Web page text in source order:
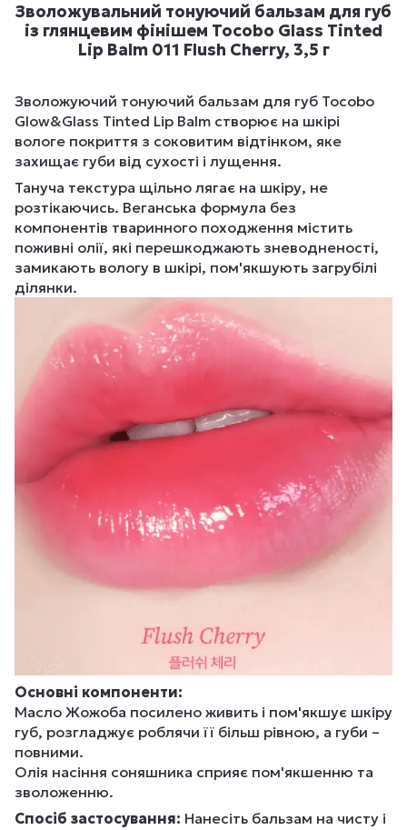
Зволожувальний тонуючий бальзам для губ
із глянцевим фінішем Tocobo Glass Tinted
Lip Balm 011 Flush Cherry, 3,5 г
Зволожуючий тонуючий бальзам для губ Tocobo
Glow&Glass Tinted Lip Balm створює на шкірі
вологе покриття з соковитим відтінком, яке
захищає губи від сухості і лущення.
Тануча текстура щільно лягає на шкіру, не
розтікаючись. Веганська формула без
компонентів тваринного походження містить
поживні олії, які перешкоджають зневодненості,
замикають вологу в шкірі, пом'якшують загрубілі
ділянки.
Основні компоненти:
Масло Жожоба посилено живить і пом'якшує шкіру
губ, розгладжує роблячи її більш рівною, а губи –
повними.
Олія насіння соняшника сприяє пом'якшенню та
зволоженню.
Спосіб застосування: Нанесіть бальзам на чисту і